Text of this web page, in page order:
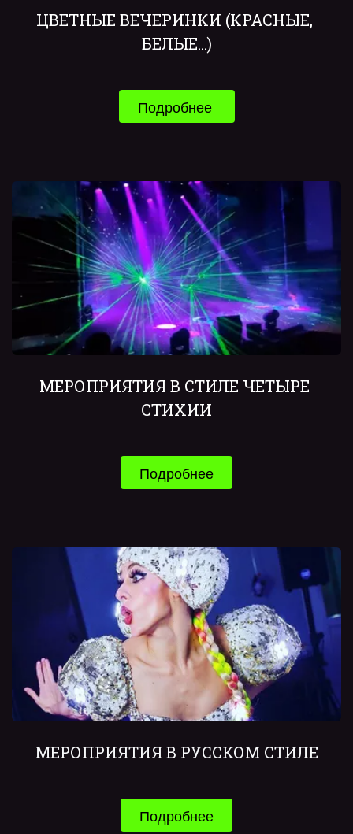
ЦВЕТНЫЕ ВЕЧЕРИНКИ (КРАСНЫЕ,
БЕЛЫЕ...)
Подробнее
МЕРОПРИЯТИЯ В СТИЛЕ ЧЕТЫРЕ
СТИХИИ
Подробнее
МЕРОПРИЯТИЯ В РУССКОМ СТИЛЕ
Подробнее